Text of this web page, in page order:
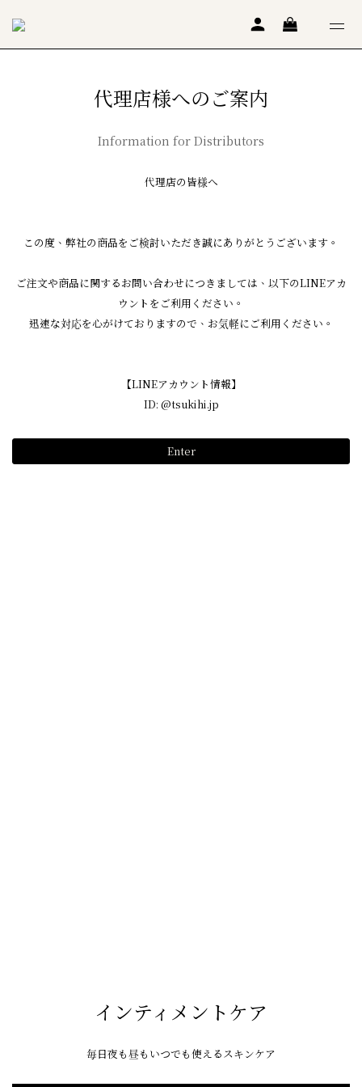
代理店様へのご案内
Information for Distributors
代理店の皆様へ
この度、弊社の商品をご検討いただき誠にありがとうございます。
ご注文や商品に関するお問い合わせにつきましては、以下のLINEアカ
ウントをご利用ください。
迅速な対応を心がけておりますので、お気軽にご利用ください。
【LINEアカウント情報】
ID: @tsukihi.jp
Enter
インティメントケア
毎日夜も昼もいつでも使えるスキンケア